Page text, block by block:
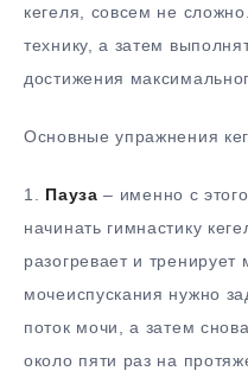
кегеля, совсем не
технику, а затем
достижения
Основные упражнения
1.​ Пауза – именно с
начинать гимнастику
разогревает и
мочеиспускания нужно
поток мочи, а затем
около пяти раз на